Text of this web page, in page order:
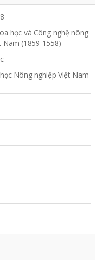
học và Công nghệ nông
Nam (1859-1558)
Nông nghiệp Việt Nam